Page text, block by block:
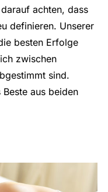
achten, dass
definieren. Unserer
besten Erfolge
zwischen
sind.
aus beiden